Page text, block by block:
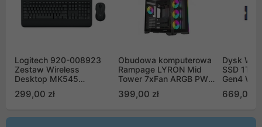
Logitech 920-008923
Zestaw Wireless
Desktop MK545
299,00 zł
Obudowa komputerowa
Rampage LYRON Mid
Tower 7xFan ARGB PWM
399,00 zł
Dysk WD
SSD 1TB
Gen4
669,00